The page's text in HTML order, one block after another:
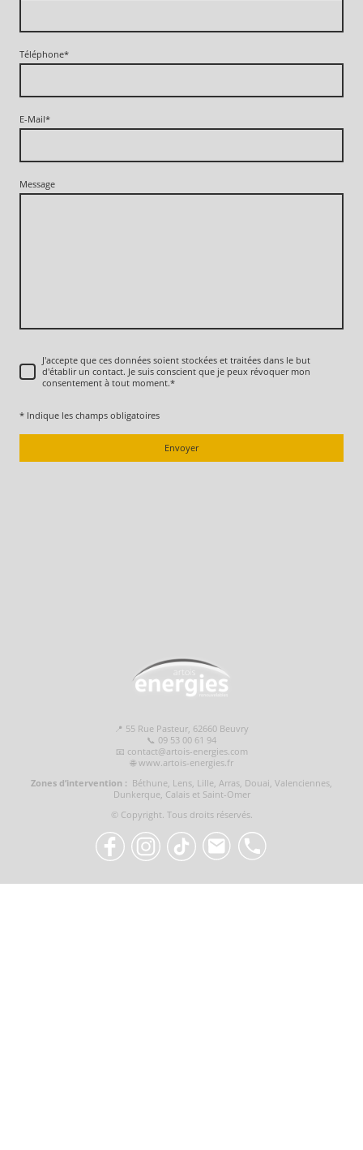
Téléphone*
E-Mail*
Message
J'accepte que ces données soient stockées et traitées dans le but
d'établir un contact. Je suis conscient que je peux révoquer mon
consentement à tout moment.*
* Indique les champs obligatoires
Envoyer
📍 55 Rue Pasteur, 62660 Beuvry
📞 09 53 00 61 94
📧 contact@artois-energies.com
🌐 www.artois-energies.fr
Zones d’intervention : Béthune, Lens, Lille, Arras, Douai, Valenciennes,
Dunkerque, Calais et Saint-Omer
© Copyright. Tous droits réservés.